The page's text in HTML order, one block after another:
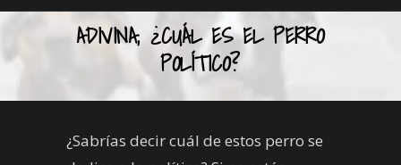
ADIVINA, ¿CUÁL ES EL PERRO
POLÍTICO?
¿Sabrías decir cuál de estos perro se